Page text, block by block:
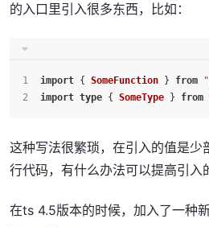
的入口里引入很多东西，比如：
import { SomeFunction } from
import type { SomeType } from
这种写法很繁琐，在引入的值是少
行代码，有什么办法可以提高引入
在ts 4.5版本的时候，加入了一种